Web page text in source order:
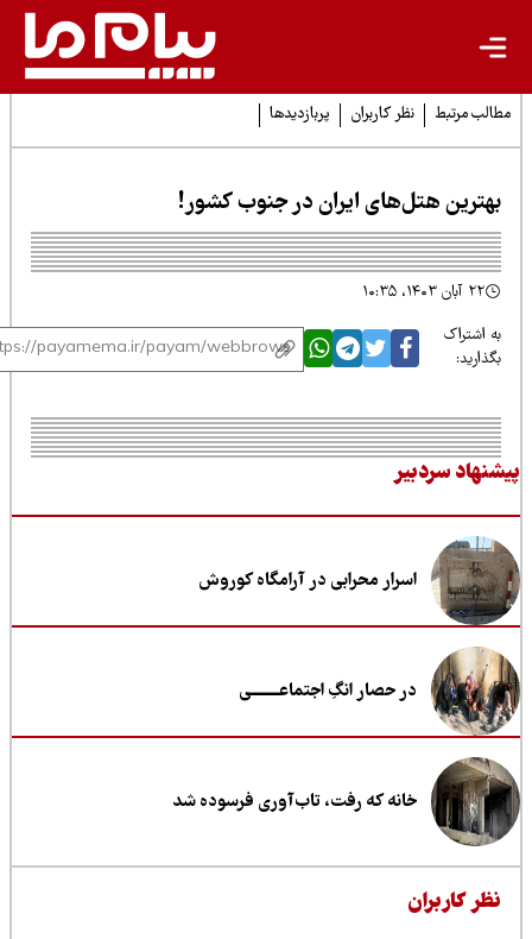
مرتبط نظر کاربران پربازدیدها
هتل‌های ایران در جنوب کشور!
اشتراک
سردبیر
اسرار محرابی در آرامگاه کوروش
در حصار انگِ اجتماعــــــــی
خانه که رفت، تاب‌آوری فرسوده شد
کاربران